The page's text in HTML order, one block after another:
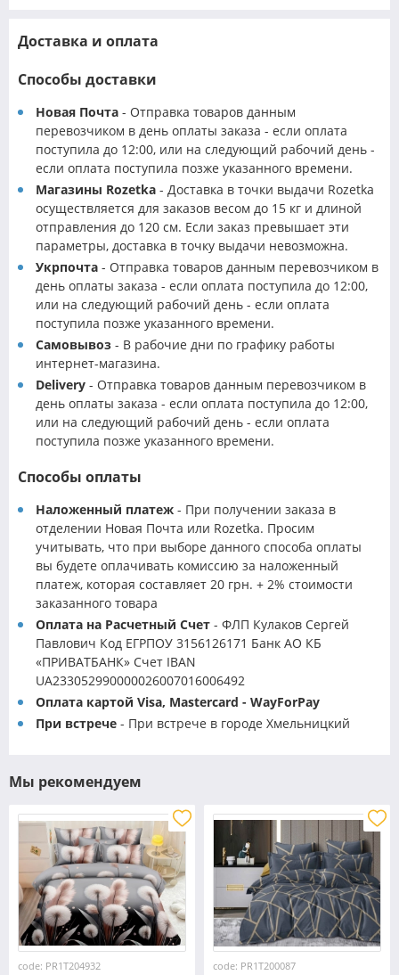
Доставка и оплата
Способы доставки
Новая Почта - Отправка товаров данным
перевозчиком в день оплаты заказа - если оплата
поступила до 12:00, или на следующий рабочий день -
если оплата поступила позже указанного времени.
Магазины Rozetka - Доставка в точки выдачи Rozetka
осуществляется для заказов весом до 15 кг и длиной
отправления до 120 см. Если заказ превышает эти
параметры, доставка в точку выдачи невозможна.
Укрпочта - Отправка товаров данным перевозчиком в
день оплаты заказа - если оплата поступила до 12:00,
или на следующий рабочий день - если оплата
поступила позже указанного времени.
Самовывоз - В рабочие дни по графику работы
интернет-магазина.
Delivery - Отправка товаров данным перевозчиком в
день оплаты заказа - если оплата поступила до 12:00,
или на следующий рабочий день - если оплата
поступила позже указанного времени.
Способы оплаты
Наложенный платеж - При получении заказа в
отделении Новая Почта или Rozetka. Просим
учитывать, что при выборе данного способа оплаты
вы будете оплачивать комиссию за наложенный
платеж, которая составляет 20 грн. + 2% стоимости
заказанного товара
Оплата на Расчетный Счет - ФЛП Кулаков Сергей
Павлович Код ЕГРПОУ 3156126171 Банк АО КБ
«ПРИВАТБАНК» Счет IBAN
UA233052990000026007016006492
Оплата картой Visa, Mastercard - WayForPay
При встрече - При встрече в городе Хмельницкий
Мы рекомендуем
code: PR1T204932 code: PR1T200087